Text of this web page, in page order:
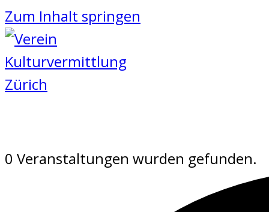
Zum Inhalt springen
0 Veranstaltungen wurden gefunden.